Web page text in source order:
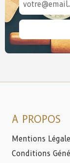
A PROPOS
Mentions
Conditions